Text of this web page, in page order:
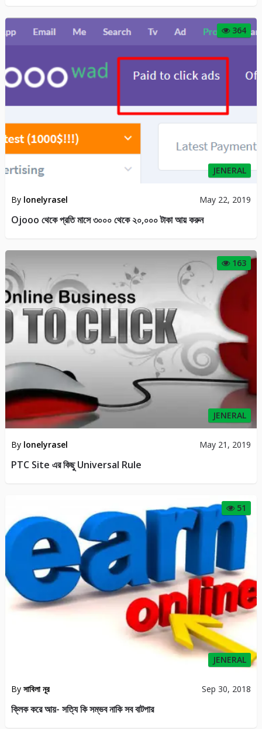
May 21, 2019
PTC Site এর কিছু Universal Rule
51
JENERAL
Byসাবিলা নূর Sep 30, 2018
ক্লিক করে আয়- সত্যি কি সম্ভব নাকি সব বাটপার
151
REVENUE SHARE AND INVEST PLAN
ByAKM KABIR May 18, 2018
আয় করুন মাসে ২০০$-২৫০$ কোনো ইনভেস্ট ছাড়াই…..
286